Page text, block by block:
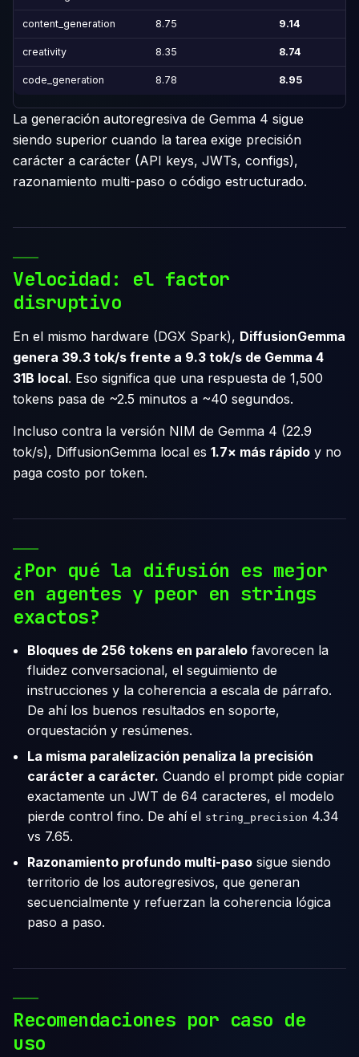
content_generation 8.75 9.14
creativity 8.35 8.74
code_generation 8.78 8.95
La generación autoregresiva de Gemma 4 sigue
siendo superior cuando la tarea exige precisión
carácter a carácter (API keys, JWTs, configs),
razonamiento multi-paso o código estructurado.
Velocidad: el factor
disruptivo
En el mismo hardware (DGX Spark), DiffusionGemma
genera 39.3 tok/s frente a 9.3 tok/s de Gemma 4
31B local. Eso significa que una respuesta de 1,500
tokens pasa de ~2.5 minutos a ~40 segundos.
Incluso contra la versión NIM de Gemma 4 (22.9
tok/s), DiffusionGemma local es 1.7× más rápido y no
paga costo por token.
¿Por qué la difusión es mejor
en agentes y peor en strings
exactos?
Bloques de 256 tokens en paralelo favorecen la
fluidez conversacional, el seguimiento de
instrucciones y la coherencia a escala de párrafo.
De ahí los buenos resultados en soporte,
orquestación y resúmenes.
La misma paralelización penaliza la precisión
carácter a carácter. Cuando el prompt pide copiar
exactamente un JWT de 64 caracteres, el modelo
pierde control fino. De ahí el string_precision 4.34
vs 7.65.
Razonamiento profundo multi-paso sigue siendo
territorio de los autoregresivos, que generan
secuencialmente y refuerzan la coherencia lógica
paso a paso.
Recomendaciones por caso de
uso